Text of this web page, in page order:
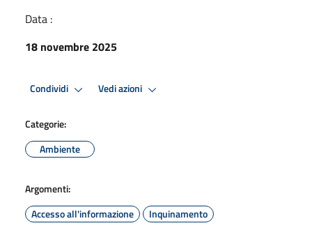
Data :
18 novembre 2025
Condividi Vedi azioni
Categorie:
Ambiente
Argomenti:
Accesso all'informazione
Inquinamento